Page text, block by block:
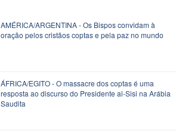
AMÉRICA/ARGENTINA - Os Bispos convidam à
oração pelos cristãos coptas e pela paz no mundo
ÁFRICA/EGITO - O massacre dos coptas é uma
resposta ao discurso do Presidente al-Sisi na Arábia
Saudita